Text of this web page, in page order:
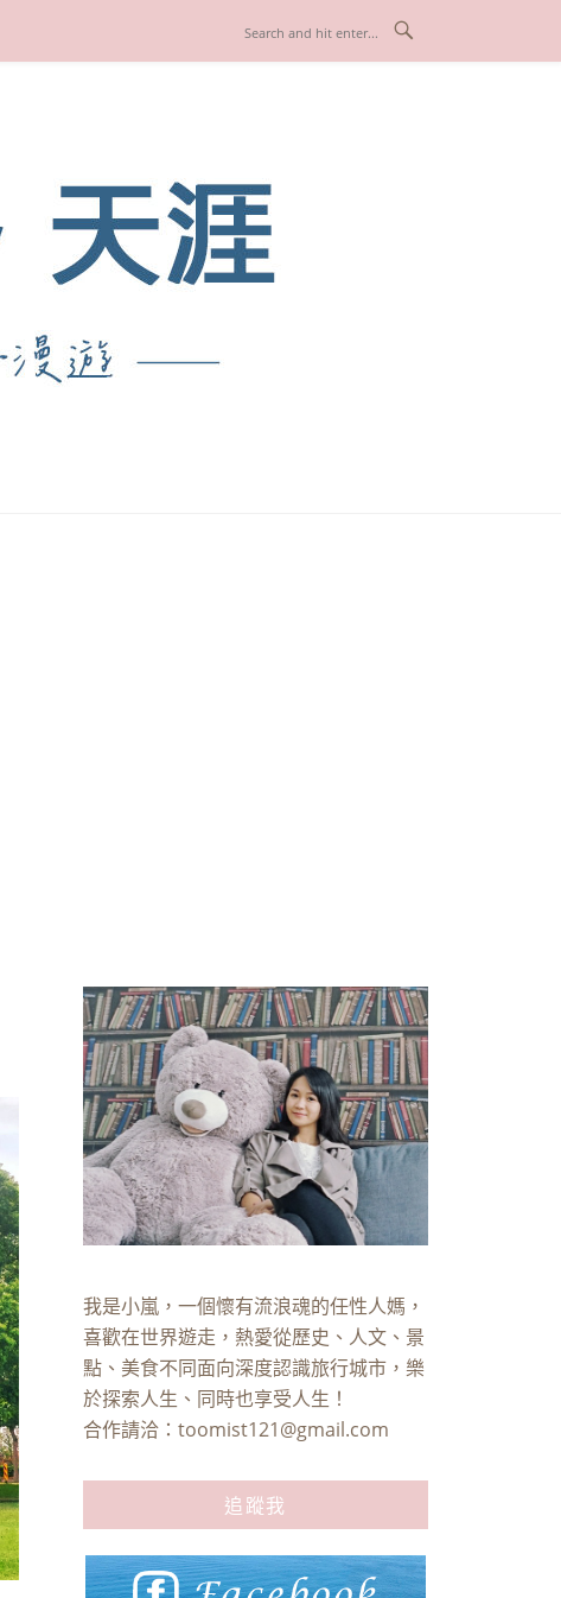
我是小嵐，一個懷有流浪魂的任性人媽，
喜歡在世界遊走，熱愛從歷史、人文、景
點、美食不同面向深度認識旅行城市，樂
於探索人生、同時也享受人生！
合作請洽：toomist121@gmail.com
追蹤我